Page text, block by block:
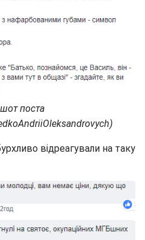
поста
відреагували на таку